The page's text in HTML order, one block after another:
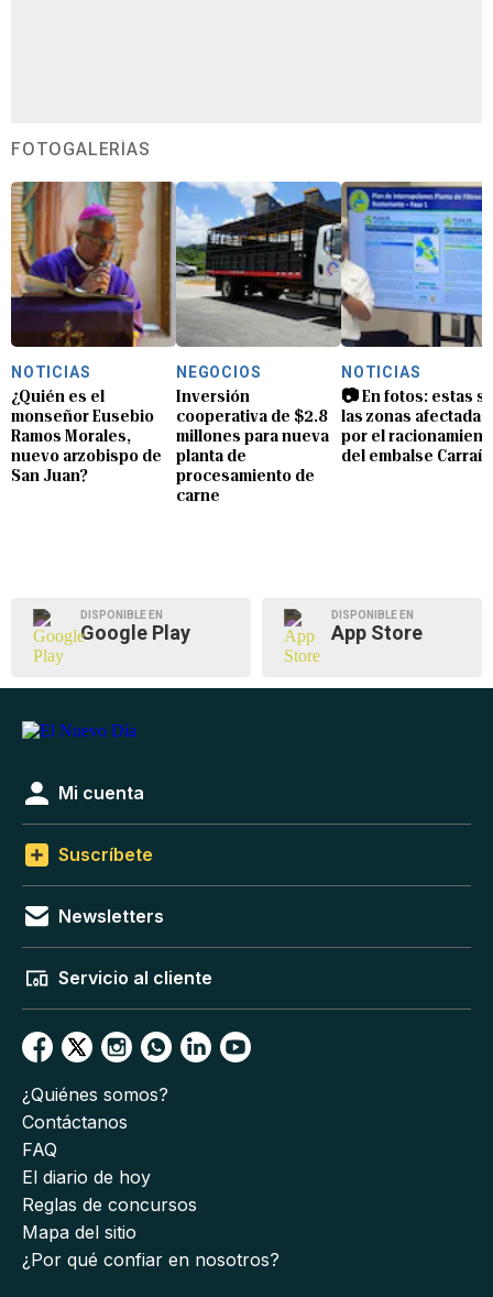
FOTOGALERÍAS
NOTICIAS
¿Quién es el
monseñor Eusebio
Ramos Morales,
nuevo arzobispo de
San Juan?
NEGOCIOS
Inversión
cooperativa de $2.8
millones para nueva
planta de
procesamiento de
carne
NOTICIAS
📷 En fotos: estas
las zonas afectadas
por el
del embalse
DISPONIBLE EN
Google Play
DISPONIBLE EN
App Store
Mi cuenta
Suscríbete
Newsletters
Servicio al cliente
¿Quiénes somos?
Contáctanos
FAQ
El diario de hoy
Reglas de concursos
Mapa del sitio
¿Por qué confiar en nosotros?